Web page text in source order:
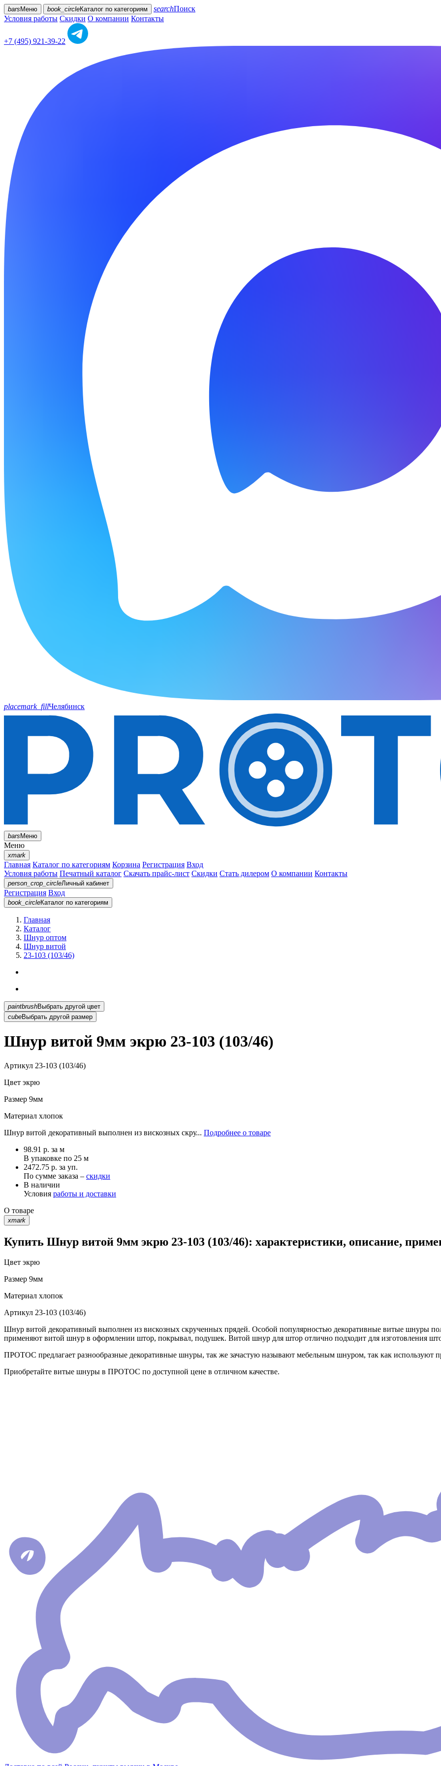
bars Меню book_circleКаталог по категориям searchПоиск
Условия работы Скидки О компании Контакты
+7 (495) 921-39-22
placemark_fillЧелябинск
barsМеню
Меню
xmark
Главная Каталог по категориям Корзина Регистрация Вход
Условия работы Печатный каталог Скачать прайс-лист Скидки Стать дилером О компании Контакты
person_crop_circleЛичный кабинет
Регистрация Вход
book_circleКаталог по категориям
Главная
Каталог
Шнур оптом
Шнур витой
23-103 (103/46)
paintbrush
Выбрать другой цвет
cubeВыбрать другой размер
Шнур витой 9мм экрю 23-103 (103/46)
Артикул 23-103 (103/46)
Цвет экрю
Размер 9мм
Материал хлопок
Шнур витой декоративный выполнен из вискозных скру... Подробнее о товаре
98.91 р. за м
В упаковке по 25 м
2472.75 р. за уп.
По сумме заказа – скидки
В наличии
Условия работы и доставки
О товаре
xmark
Купить Шнур витой 9мм экрю 23-103 (103/46): характеристики, описание,
Цвет экрю
Размер 9мм
Материал хлопок
Артикул 23-103 (103/46)
Шнур витой декоративный выполнен из вискозных скрученных прядей. Особой популярностью декоративные витые шнуры
применяют витой шнур в оформлении штор, покрывал, подушек. Витой шнур для штор отлично подходит для изготовления
ПРОТОС предлагает разнообразные декоративные шнуры, так же зачастую называют мебельным шнуром, так как используют
Приобретайте витые шнуры в ПРОТОС по доступной цене в отличном качестве.